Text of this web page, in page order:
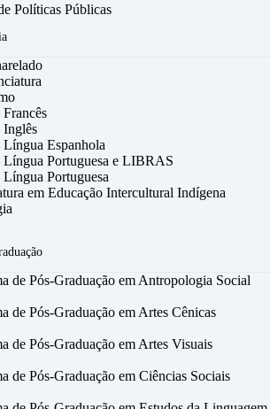
Políticas Públicas
Inglês
Língua Espanhola
Língua Portuguesa e LIBRAS
Língua Portuguesa
em Educação Intercultural Indígena
de Pós-Graduação em Antropologia Social
de Pós-Graduação em Artes Cênicas
de Pós-Graduação em Artes Visuais
de Pós-Graduação em Ciências Sociais